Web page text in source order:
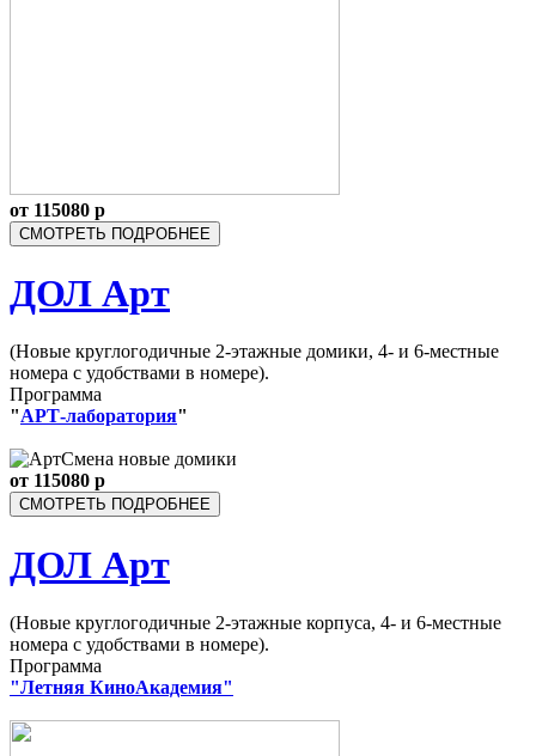
от 115080 р
СМОТРЕТЬ ПОДРОБНЕЕ
ДОЛ Арт
(Новые круглогодичные 2-этажные домики, 4- и 6-местные
номера с удобствами в номере).
Программа
"АРТ-лаборатория"
от 115080 р
СМОТРЕТЬ ПОДРОБНЕЕ
ДОЛ Арт
(Новые круглогодичные 2-этажные корпуса, 4- и 6-местные
номера с удобствами в номере).
Программа
"Летняя КиноАкадемия"